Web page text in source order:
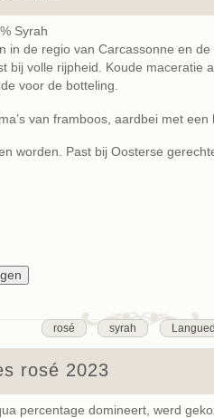
Syrah
in de regio van Carcassonne en de
bij volle rijpheid. Koude maceratie
voor de botteling.
van framboos, aardbei met een
worden. Past bij Oosterse
rosé syrah
rosé 2023
percentage domineert, werd